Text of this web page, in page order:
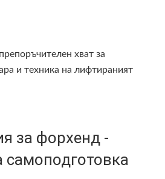
хват за
и техника на лифтираният
за форхенд -
самоподготовка